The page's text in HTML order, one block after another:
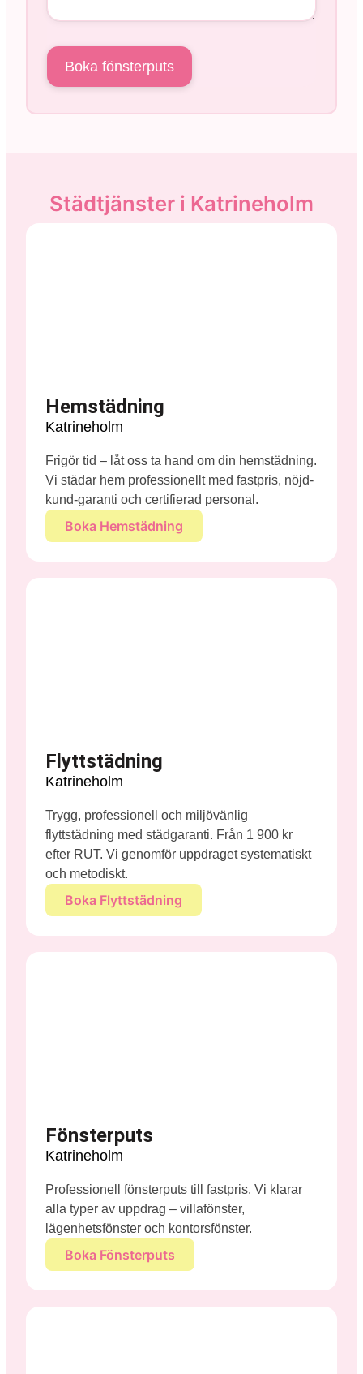
Städtjänster i Katrineholm
Hemstädning
Katrineholm
Frigör tid – låt oss ta hand om din hemstädning.
Vi städar hem professionellt med fastpris, nöjd-
kund-garanti och certifierad personal.
Boka Hemstädning
Flyttstädning
Katrineholm
Trygg, professionell och miljövänlig
flyttstädning med städgaranti. Från 1 900 kr
efter RUT. Vi genomför uppdraget systematiskt
och metodiskt.
Boka Flyttstädning
Fönsterputs
Katrineholm
Professionell fönsterputs till fastpris. Vi klarar
alla typer av uppdrag – villafönster,
lägenhetsfönster och kontorsfönster.
Boka Fönsterputs